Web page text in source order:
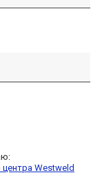
Westweld